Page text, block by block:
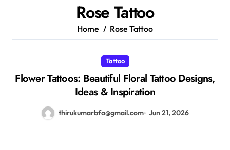
Rose Tattoo
Home Rose Tattoo
Tattoo
Flower Tattoos: Beautiful Floral Tattoo Designs,
Ideas & Inspiration
thirukumarbfa@gmail.com Jun 21, 2026